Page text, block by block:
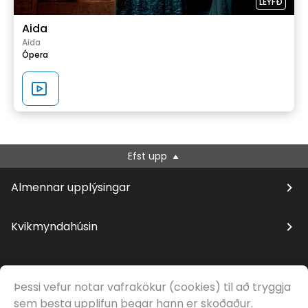
Aida
Aida
Ópera
Efst upp
Almennar upplýsingar
Kvikmyndahúsin
© Samfilm
Þessi vefur notar vafrakökur (cookies) til að tryggja
sem besta upplifun þegar hann er skoðaður.